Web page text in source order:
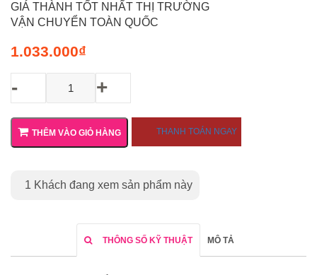
GIÁ THÀNH TỐT NHẤT THỊ TRƯỜNG
VẬN CHUYỂN TOÀN QUỐC
₫
1.033.000
- +
THÊM VÀO GIỎ HÀNG THANH TOÁN NGAY
1 Khách đang xem sản phẩm này
THÔNG SỐ KỸ THUẬT MÔ TẢ